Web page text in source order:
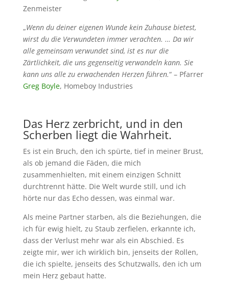
Zenmeister
„Wenn du deiner eigenen Wunde kein Zuhause bietest,
wirst du die Verwundeten immer verachten. … Da wir
alle gemeinsam verwundet sind, ist es nur die
Zärtlichkeit, die uns gegenseitig verwandeln kann. Sie
kann uns alle zu erwachenden Herzen führen.“ – Pfarrer
Greg Boyle, Homeboy Industries
Das Herz zerbricht, und in den
Scherben liegt die Wahrheit.
Es ist ein Bruch, den ich spürte, tief in meiner Brust,
als ob jemand die Fäden, die mich
zusammenhielten, mit einem einzigen Schnitt
durchtrennt hätte. Die Welt wurde still, und ich
hörte nur das Echo dessen, was einmal war.
Als meine Partner starben, als die Beziehungen, die
ich für ewig hielt, zu Staub zerfielen, erkannte ich,
dass der Verlust mehr war als ein Abschied. Es
zeigte mir, wer ich wirklich bin, jenseits der Rollen,
die ich spielte, jenseits des Schutzwalls, den ich um
mein Herz gebaut hatte.